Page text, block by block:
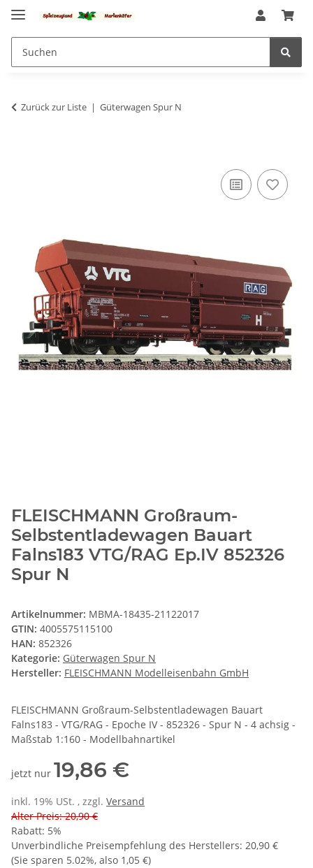
Zurück zur Liste Güterwagen Spur N
FLEISCHMANN Großraum-
Selbstentladewagen Bauart
Falns183 VTG/RAG Ep.IV 852326
Spur N
Artikelnummer: MBMA-18435-21122017
GTIN: 4005575115100
HAN: 852326
Kategorie: Güterwagen Spur N
Hersteller: FLEISCHMANN Modelleisenbahn GmbH
FLEISCHMANN Großraum-Selbstentladewagen Bauart
Falns183 - VTG/RAG - Epoche IV - 852326 - Spur N - 4 achsig -
Maßstab 1:160 - Modellbahnartikel
jetzt nur 19,86 €
inkl. 19% USt. , zzgl. Versand
Alter Preis: 20,90 €
Rabatt: 5%
Unverbindliche Preisempfehlung des Herstellers: 20,90 €
(Sie sparen 5.02%, also 1,05 €)